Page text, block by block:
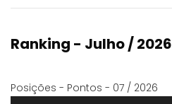
Ranking - Julho / 2026
Posições - Pontos - 07 / 2026